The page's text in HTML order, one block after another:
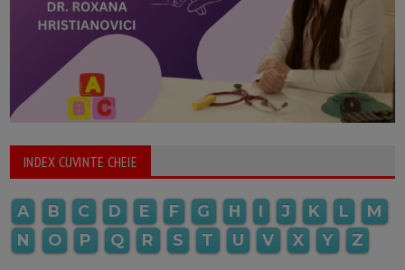
INDEX CUVINTE CHEIE
A B C D E F G H I J K L
M
N
O P Q R S T U V X Y Z